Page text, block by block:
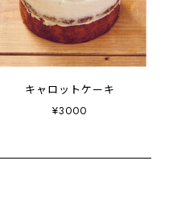
キャロットケーキ
¥3000